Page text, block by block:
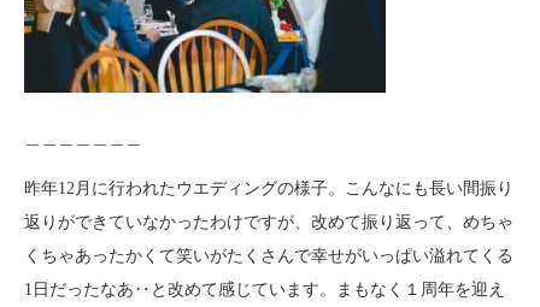
昨年12月に行われたウエディングの様子。こんなにも長い間振り
返りができていなかったわけですが、改めて振り返って、めちゃ
くちゃあったかくて笑いがたくさんで幸せがいっぱい溢れてくる
1日だったなあ‥と改めて感じています。まもなく１周年を迎え